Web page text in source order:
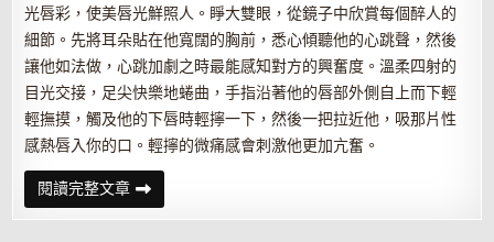
光唇彩，使美唇光鮮照人。睜大雙眼，從鏡子中欣賞每個醉人的
細節。先將耳朵貼在他寬闊的胸前，悉心傾聽他的心跳聲，然後
讓他如法做，心跳加劇之時最能感知對方的興奮度。溫柔四射的
目光交接，足尖快樂地蜷曲，手指沿著他的唇部外側自上而下輕
輕撫摸，觸及他的下唇時輕擰一下，然後一把拉近他，吸那片性
感熱唇入你的口。輕擰的微痛感會刺激他更加亢奮。
閱讀完整文章性
愛
前